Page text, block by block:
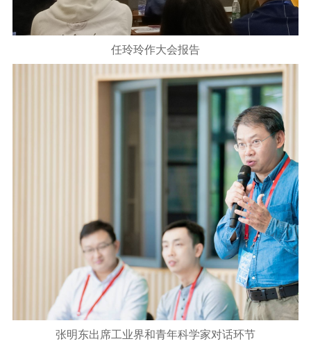
任玲玲作大会报告
张明东出席工业界和青年科学家对话环节